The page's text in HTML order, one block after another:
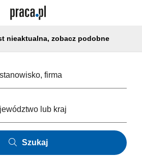
nieaktualna, zobacz podobne
Szukaj